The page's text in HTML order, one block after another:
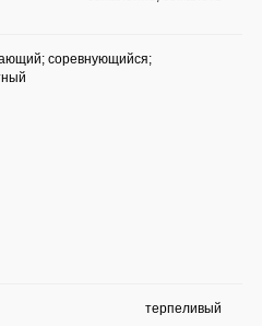
соревнующийся;
терпеливый